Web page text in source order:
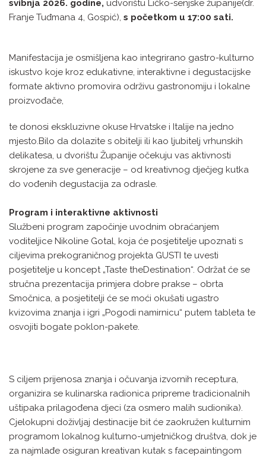
svibnja 2026. godine, udvorištu Ličko-senjske županije(dr.
Franje Tuđmana 4, Gospić), s početkom u 17:00 sati.
Manifestacija je osmišljena kao integrirano gastro-kulturno
iskustvo koje kroz edukativne, interaktivne i degustacijske
formate aktivno promovira održivu gastronomiju i lokalne
proizvođače,
te donosi ekskluzivne okuse Hrvatske i Italije na jedno
mjesto.Bilo da dolazite s obitelji ili kao ljubitelj vrhunskih
delikatesa, u dvorištu Županije očekuju vas aktivnosti
skrojene za sve generacije – od kreativnog dječjeg kutka
do vođenih degustacija za odrasle.
Program i interaktivne aktivnosti
Službeni program započinje uvodnim obraćanjem
voditeljice Nikoline Gotal, koja će posjetitelje upoznati s
ciljevima prekograničnog projekta GUSTI te uvesti
posjetitelje u koncept „Taste theDestination“. Održat će se
stručna prezentacija primjera dobre prakse – obrta
Smočnica, a posjetitelji će se moći okušati ugastro
kvizovima znanja i igri „Pogodi namirnicu“ putem tableta te
osvojiti bogate poklon-pakete.
S ciljem prijenosa znanja i očuvanja izvornih receptura,
organizira se kulinarska radionica pripreme tradicionalnih
uštipaka prilagođena djeci (za osmero malih sudionika).
Cjelokupni doživljaj destinacije bit će zaokružen kulturnim
programom lokalnog kulturno-umjetničkog društva, dok je
za najmlađe osiguran kreativan kutak s facepaintingom